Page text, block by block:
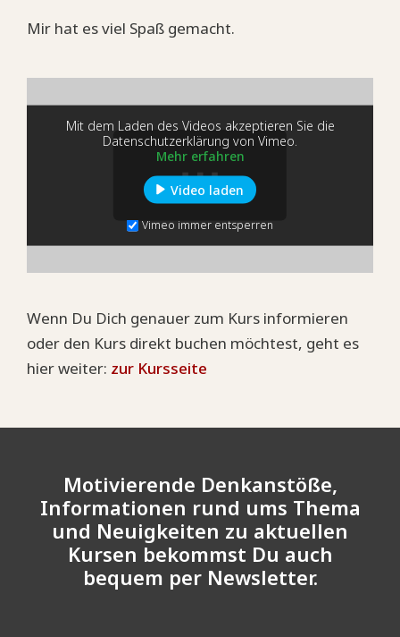
Mir hat es viel Spaß gemacht.
Mit dem Laden des Videos akzeptieren Sie die
Datenschutzerklärung von Vimeo.
Mehr erfahren
Video laden
Vimeo immer entsperren
Wenn Du Dich genauer zum Kurs informieren
oder den Kurs direkt buchen möchtest, geht es
hier weiter: zur Kursseite
Motivierende Denkanstöße,
Informationen rund ums Thema
und Neuigkeiten zu aktuellen
Kursen bekommst Du auch
bequem per Newsletter.